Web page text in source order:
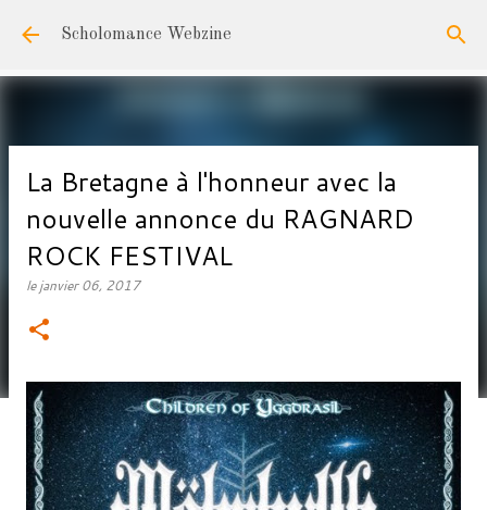
Accéder au contenu principal
Scholomance Webzine
La Bretagne à l'honneur avec la
nouvelle annonce du RAGNARD
ROCK FESTIVAL
lejanvier 06, 2017